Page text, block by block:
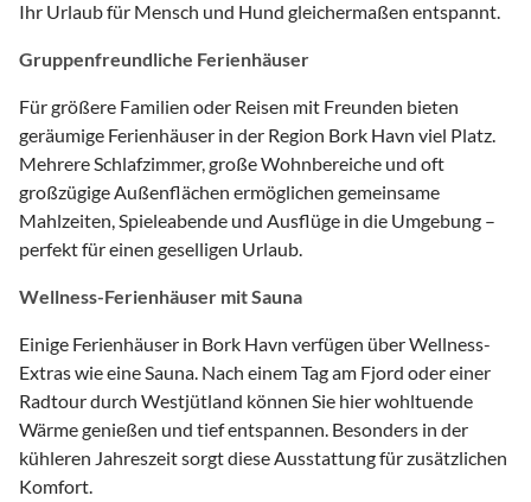
Ihr Urlaub für Mensch und Hund gleichermaßen entspannt.
Gruppenfreundliche Ferienhäuser
Für größere Familien oder Reisen mit Freunden bieten
geräumige Ferienhäuser in der Region Bork Havn viel Platz.
Mehrere Schlafzimmer, große Wohnbereiche und oft
großzügige Außenflächen ermöglichen gemeinsame
Mahlzeiten, Spieleabende und Ausflüge in die Umgebung –
perfekt für einen geselligen Urlaub.
Wellness-Ferienhäuser mit Sauna
Einige Ferienhäuser in Bork Havn verfügen über Wellness-
Extras wie eine Sauna. Nach einem Tag am Fjord oder einer
Radtour durch Westjütland können Sie hier wohltuende
Wärme genießen und tief entspannen. Besonders in der
kühleren Jahreszeit sorgt diese Ausstattung für zusätzlichen
Komfort.